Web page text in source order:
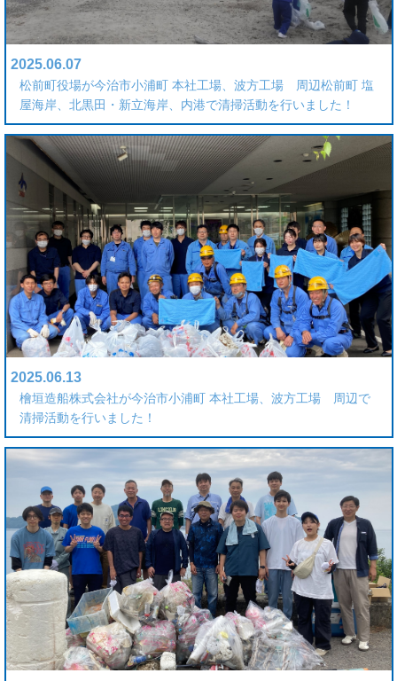
2025.06.07
松前町役場が今治市小浦町 本社工場、波方工場 周辺松前町 塩
屋海岸、北黒田・新立海岸、内港で清掃活動を行いました！
2025.06.13
檜垣造船株式会社が今治市小浦町 本社工場、波方工場 周辺で
清掃活動を行いました！